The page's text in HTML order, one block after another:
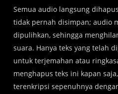
Semua audio langsung
tidak pernah disimpan; audio
dipulihkan, sehingga
suara. Hanya teks yang telah
untuk terjemahan atau
menghapus teks ini kapan
terenkripsi sepenuhnya